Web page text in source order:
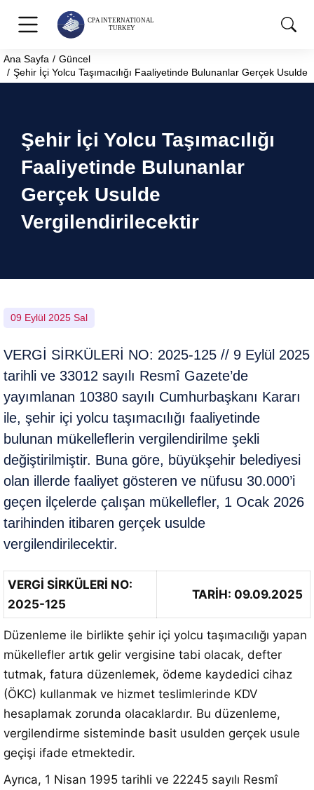
You are here:
Ana Sayfa
Güncel
Şehir İçi Yolcu Taşımacılığı Faaliyetinde Bulunanlar Gerçek Usulde
Şehir İçi Yolcu Taşımacılığı
Faaliyetinde Bulunanlar
Gerçek Usulde
Vergilendirilecektir
09 Eylül 2025 Sal
VERGİ SİRKÜLERİ NO: 2025-125 // 9 Eylül 2025
tarihli ve 33012 sayılı Resmî Gazete’de
yayımlanan 10380 sayılı Cumhurbaşkanı Kararı
ile, şehir içi yolcu taşımacılığı faaliyetinde
bulunan mükelleflerin vergilendirilme şekli
değiştirilmiştir. Buna göre, büyükşehir belediyesi
olan illerde faaliyet gösteren ve nüfusu 30.000’i
geçen ilçelerde çalışan mükellefler, 1 Ocak 2026
tarihinden itibaren gerçek usulde
vergilendirilecektir.
VERGİ SİRKÜLERİ NO:
2025-125
TARİH: 09.09.2025
Düzenleme ile birlikte şehir içi yolcu taşımacılığı yapan
mükellefler artık gelir vergisine tabi olacak, defter
tutmak, fatura düzenlemek, ödeme kaydedici cihaz
(ÖKC) kullanmak ve hizmet teslimlerinde KDV
hesaplamak zorunda olacaklardır. Bu düzenleme,
vergilendirme sisteminde basit usulden gerçek usule
geçişi ifade etmektedir.
Ayrıca, 1 Nisan 1995 tarihli ve 22245 sayılı Resmî